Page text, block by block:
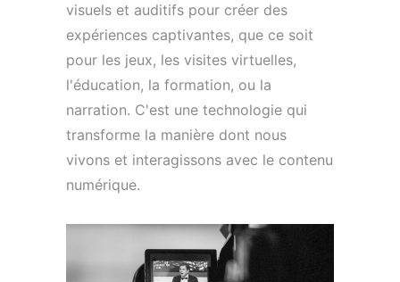
visuels et auditifs pour créer des
expériences captivantes, que ce soit
pour les jeux, les visites virtuelles,
l'éducation, la formation, ou la
narration. C'est une technologie qui
transforme la manière dont nous
vivons et interagissons avec le contenu
numérique.